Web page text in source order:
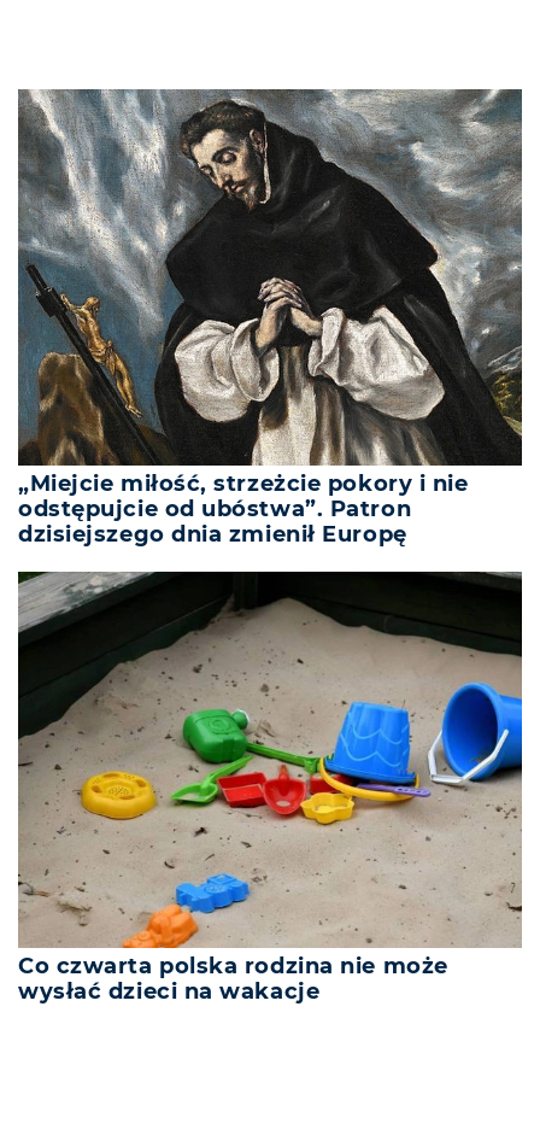
„Miejcie miłość, strzeżcie pokory i nie
odstępujcie od ubóstwa”. Patron
dzisiejszego dnia zmienił Europę
Co czwarta polska rodzina nie może
wysłać dzieci na wakacje